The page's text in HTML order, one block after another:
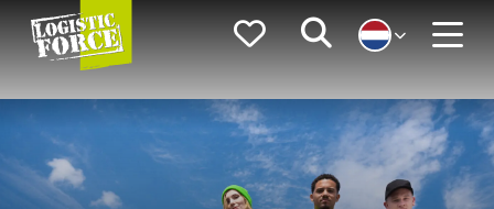
Logistic
Force
FavorietenZoeken